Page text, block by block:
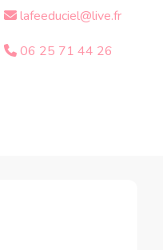
lafeeduciel@live.fr
06 25 71 44 26